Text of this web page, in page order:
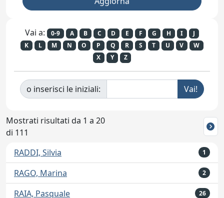
Vai a: 0-9 A B C D E F G H I
J
K
L M N O P Q R S T U V
W
X
Y Z
o inserisci le iniziali:
Mostrati risultati da 1 a 20
di 111
RADDI, Silvia
1
RAGO, Marina 2
RAIA, Pasquale 26